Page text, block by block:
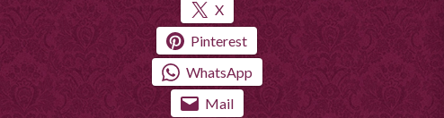
X
Pinterest
WhatsApp
Mail